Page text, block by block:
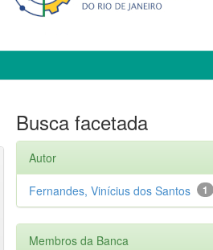
Busca facetada
Autor
1
Fernandes, Vinícius dos Santos
Membros da Banca